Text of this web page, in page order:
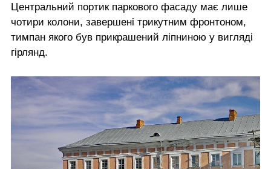
Центральний портик паркового фасаду має лише
чотири колони, завершені трикутним фронтоном,
тимпан якого був прикрашений ліпниною у вигляді
гірлянд.